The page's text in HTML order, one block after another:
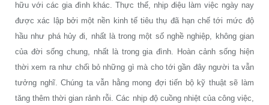
hữu với các gia đình khác. Thực thế, nhịp điệu làm việc ngày nay
được xác lập bởi một nền kinh tế tiêu thụ đã hạn chế tới mức độ
hầu như phá hủy đi, nhất là trong một số nghề nghiệp, không gian
của đời sống chung, nhất là trong gia đình. Hoàn cảnh sống hiện
thời xem ra như chối bỏ những gì mà cho tới gần đây người ta vẫn
tưởng nghĩ. Chúng ta vẫn hằng mong đợi tiến bộ kỹ thuật sẽ làm
tăng thêm thời gian rảnh rỗi. Các nhịp độ cuồng nhiệt của công việc,